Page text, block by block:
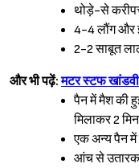
थोड़े-से
4-4 लौंग और
2-2 साबूत लाल
और भी पढ़ें:मटर स्टफ खांडवी
पैन में मैश की
मिलाकर 2
एक अन्य पैन में
आंच से